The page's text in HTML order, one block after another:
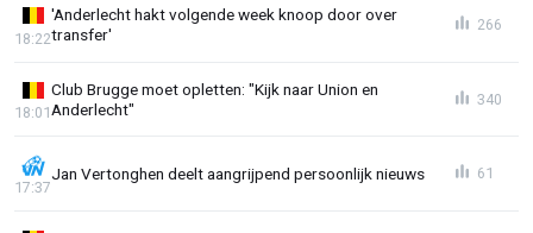
'Anderlecht hakt volgende week knoop door over
transfer'
18:22
266
Club Brugge moet opletten: "Kijk naar Union en
Anderlecht"
18:01
340
Jan Vertonghen deelt aangrijpend persoonlijk nieuws
17:37
61